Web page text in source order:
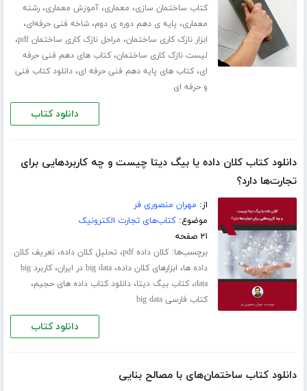
کتاب ساختمان سازی، معماری،آموزش معماری،رشته
معماری، پایه ی دهم دوره ی دوم،شاخه فنی حرفه‌ای،
ابزار نازک کاری ساختمان، مراحل نازک کاری ساختمان pdf ،
لیست نازک کاری ساختمان،کتاب های دهم فنی حرفه
ای،کتاب های پایه دهم فنی حرفه ای،دانلود کتاب فنی
و حرفه ای
دانلود کتاب
دانلود کتاب کلان‌ داده یا بیگ دیتا چیست و چه کاربردهایی برای
تجارت‌‌ها دارد؟
از: مهران منصوری فر
موضوع:کتاب‌های تجارت الکترونیک
۲۱ صفحه
برچسب‌ها:کلان داده pdf ، تحلیل کلان داده، تعریف کلان
داده ها، ابزارهای کلان داده،big data در ایران ،
کاربرد big
data،کتاب بیگ دیتا،دانلود کتاب داده های حجیم،
کتاب فارسی big data
دانلود کتاب
دانلود کتاب ساختمان‌های با مصالح بنایی